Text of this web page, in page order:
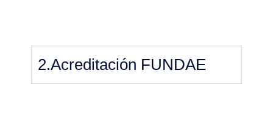
2.Acreditación FUNDAE